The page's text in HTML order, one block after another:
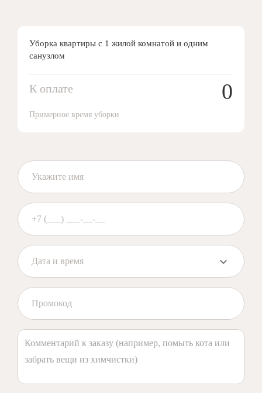
Уборка квартиры с 1 жилой комнатой и одним
санузлом
К оплате 0
Примерное время уборки